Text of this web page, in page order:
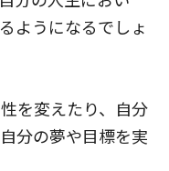
ようになるでしょ
を変えたり、自分
分の夢や目標を実